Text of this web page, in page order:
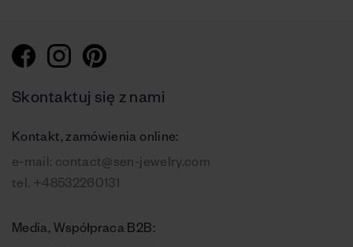
Skontaktuj się z nami
Kontakt, zamówienia online:
e-mail: contact@sen-jewelry.com
tel. +48532260131
Media, Współpraca B2B: